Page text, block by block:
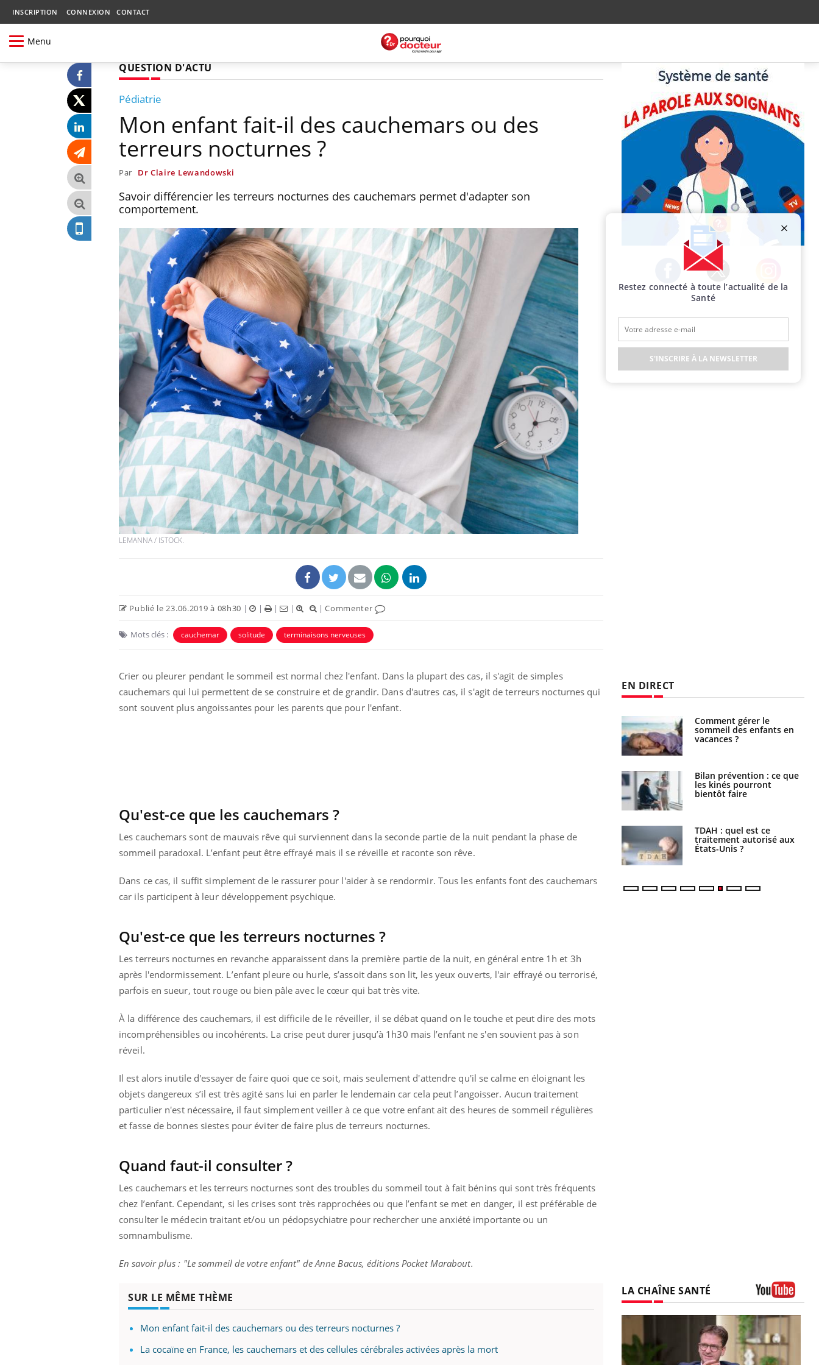
INSCRIPTION CONNEXION CONTACT
Menu
QUESTION D'ACTU
Pédiatrie
Mon enfant fait-il des cauchemars ou des
terreurs nocturnes ?
Par Dr Claire Lewandowski
Savoir différencier les terreurs nocturnes des cauchemars permet d'adapter son
comportement.
LEMANNA / ISTOCK.
Publié le 23.06.2019 à 08h30 | | | | |Commenter
Mots clés : cauchemar solitude terminaisons nerveuses
Crier ou pleurer pendant le sommeil est normal chez l'enfant. Dans la plupart des cas, il s'agit de simples
cauchemars qui lui permettent de se construire et de grandir. Dans d'autres cas, il s'agit de terreurs nocturnes qui
sont souvent plus angoissantes pour les parents que pour l'enfant.
Qu'est-ce que les cauchemars ?
Les cauchemars sont de mauvais rêve qui surviennent dans la seconde partie de la nuit pendant la phase de
sommeil paradoxal. L’enfant peut être effrayé mais il se réveille et raconte son rêve.
Dans ce cas, il suffit simplement de le rassurer pour l'aider à se rendormir. Tous les enfants font des cauchemars
car ils participent à leur développement psychique.
Qu'est-ce que les terreurs nocturnes ?
Les terreurs nocturnes en revanche apparaissent dans la première partie de la nuit, en général entre 1h et 3h
après l'endormissement. L’enfant pleure ou hurle, s’assoit dans son lit, les yeux ouverts, l'air effrayé ou terrorisé,
parfois en sueur, tout rouge ou bien pâle avec le cœur qui bat très vite.
À la différence des cauchemars, il est difficile de le réveiller, il se débat quand on le touche et peut dire des mots
incompréhensibles ou incohérents. La crise peut durer jusqu’à 1h30 mais l’enfant ne s'en souvient pas à son
réveil.
Il est alors inutile d'essayer de faire quoi que ce soit, mais seulement d'attendre qu'il se calme en éloignant les
objets dangereux s’il est très agité sans lui en parler le lendemain car cela peut l’angoisser. Aucun traitement
particulier n'est nécessaire, il faut simplement veiller à ce que votre enfant ait des heures de sommeil régulières
et fasse de bonnes siestes pour éviter de faire plus de terreurs nocturnes.
Quand faut-il consulter ?
Les cauchemars et les terreurs nocturnes sont des troubles du sommeil tout à fait bénins qui sont très fréquents
chez l’enfant. Cependant, si les crises sont très rapprochées ou que l’enfant se met en danger, il est préférable de
consulter le médecin traitant et/ou un pédopsychiatre pour rechercher une anxiété importante ou un
somnambulisme.
En savoir plus : "Le sommeil de votre enfant" de Anne Bacus, éditions Pocket Marabout.
SUR LE MÊME THÈME
Mon enfant fait-il des cauchemars ou des terreurs nocturnes ?
La cocaïne en France, les cauchemars et des cellules cérébrales activées après la mort
Facebook Twitter Instagram
EN DIRECT
de protéines pourrait
finalement être bénéfique
vacances, elle reste dans
le coma pendant 42 jours
une nouvelle arme contre
Comment gérer le
sommeil des enfants en
vacances ?
Bilan prévention : ce que
les kinés pourront
bientôt faire
TDAH : quel est ce
traitement autorisé aux
États-Unis ?
LA CHAÎNE SANTÉ
Restez connecté à toute l’actualité de la
Santé
S'INSCRIRE À LA NEWSLETTER